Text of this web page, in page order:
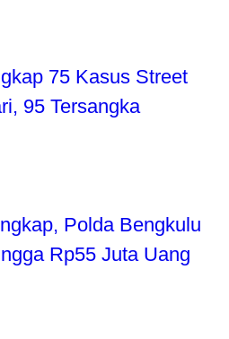
75 Kasus Street
95 Tersangka
Polda Bengkulu
Rp55 Juta Uang